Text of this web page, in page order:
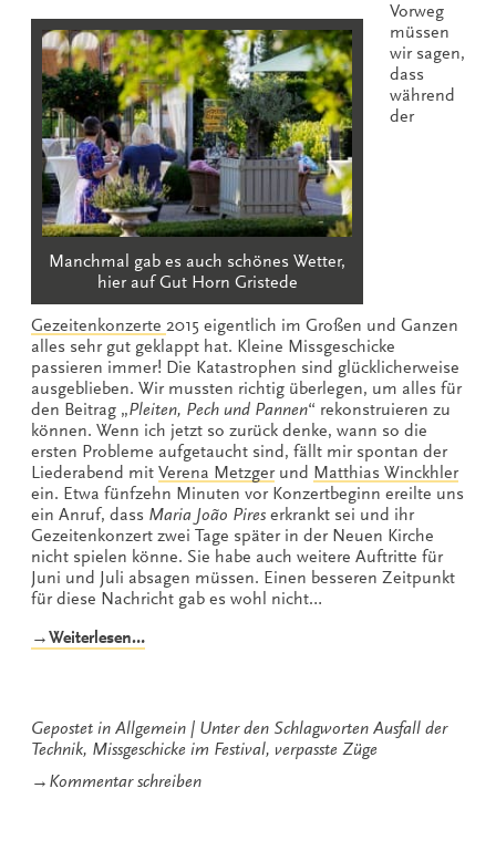
Manchmal gab es auch schönes Wetter,
hier auf Gut Horn Gristede
Vorweg
müssen
wir sagen,
dass
während
der
Gezeitenkonzerte 2015 eigentlich im Großen und Ganzen
alles sehr gut geklappt hat. Kleine Missgeschicke
passieren immer! Die Katastrophen sind glücklicherweise
ausgeblieben. Wir mussten richtig überlegen, um alles für
den Beitrag „Pleiten, Pech und Pannen“ rekonstruieren zu
können. Wenn ich jetzt so zurück denke, wann so die
ersten Probleme aufgetaucht sind, fällt mir spontan der
Liederabend mit Verena Metzgerund Matthias Winckhler
ein. Etwa fünfzehn Minuten vor Konzertbeginn ereilte uns
ein Anruf, dass Maria João Pires erkrankt sei und ihr
Gezeitenkonzert zwei Tage später in der Neuen Kirche
nicht spielen könne. Sie habe auch weitere Auftritte für
Juni und Juli absagen müssen. Einen besseren Zeitpunkt
für diese Nachricht gab es wohl nicht…
→Weiterlesen…„Pleiten,
Gepostet in Allgemein Unter den Schlagworten Ausfall der
Technik, Missgeschicke im Festival, verpasste Züge
→ Kommentar schreibenzu